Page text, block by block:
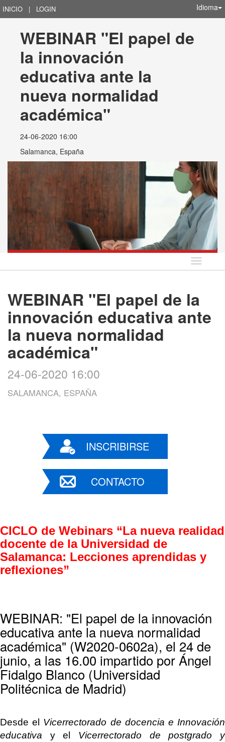
INICIO | LOGIN Idioma
WEBINAR "El papel de
la innovación
educativa ante la
nueva normalidad
académica"
24-06-2020 16:00
Salamanca, España
Idioma
WEBINAR "El papel de la
innovación educativa ante
la nueva normalidad
académica"
24-06-2020 16:00
SALAMANCA, ESPAÑA
INSCRIBIRSE
CONTACTO
CICLO de Webinars “La nueva realidad
docente de la Universidad de
Salamanca: Lecciones aprendidas y
reflexiones”
WEBINAR: "El papel de la innovación
educativa ante la nueva normalidad
académica" (W2020-0602a), el 24 de
junio, a las 16.00 impartido por Ángel
Fidalgo Blanco (Universidad
Politécnica de Madrid)
Desde el Vicerrectorado de docencia e Innovación
educativa y el Vicerrectorado de postgrado y